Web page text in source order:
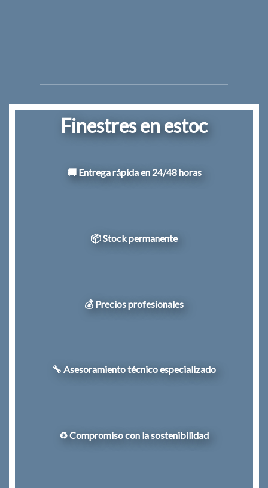
Finestres en estoc
🚚 Entrega rápida en 24/48 horas
📦 Stock permanente
💰 Precios profesionales
🔧 Asesoramiento técnico especializado
♻️ Compromiso con la sostenibilidad